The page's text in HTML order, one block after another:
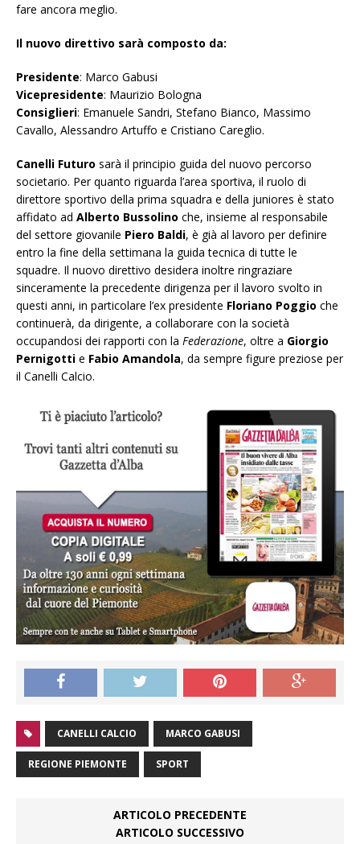
fare ancora meglio.
Il nuovo direttivo sarà composto da:
Presidente: Marco Gabusi
Vicepresidente: Maurizio Bologna
Consiglieri: Emanuele Sandri, Stefano Bianco, Massimo
Cavallo, Alessandro Artuffo e Cristiano Careglio.
Canelli Futuro sarà il principio guida del nuovo percorso
societario. Per quanto riguarda l’area sportiva, il ruolo di
direttore sportivo della prima squadra e della juniores è stato
affidato ad Alberto Bussolino che, insieme al responsabile
del settore giovanile Piero Baldi, è già al lavoro per definire
entro la fine della settimana la guida tecnica di tutte le
squadre. Il nuovo direttivo desidera inoltre ringraziare
sinceramente la precedente dirigenza per il lavoro svolto in
questi anni, in particolare l’ex presidente Floriano Poggio che
continuerà, da dirigente, a collaborare con la società
occupandosi dei rapporti con la Federazione, oltre a Giorgio
Pernigotti e Fabio Amandola, da sempre figure preziose per
il Canelli Calcio.
CANELLI CALCIO MARCO GABUSI
REGIONE PIEMONTE SPORT
ARTICOLO PRECEDENTE
ARTICOLO SUCCESSIVO